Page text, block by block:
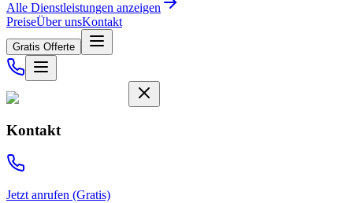
Alle Dienstleistungen anzeigen
PreiseÜber unsKontakt
Gratis Offerte
Kontakt
Jetzt anrufen (Gratis)